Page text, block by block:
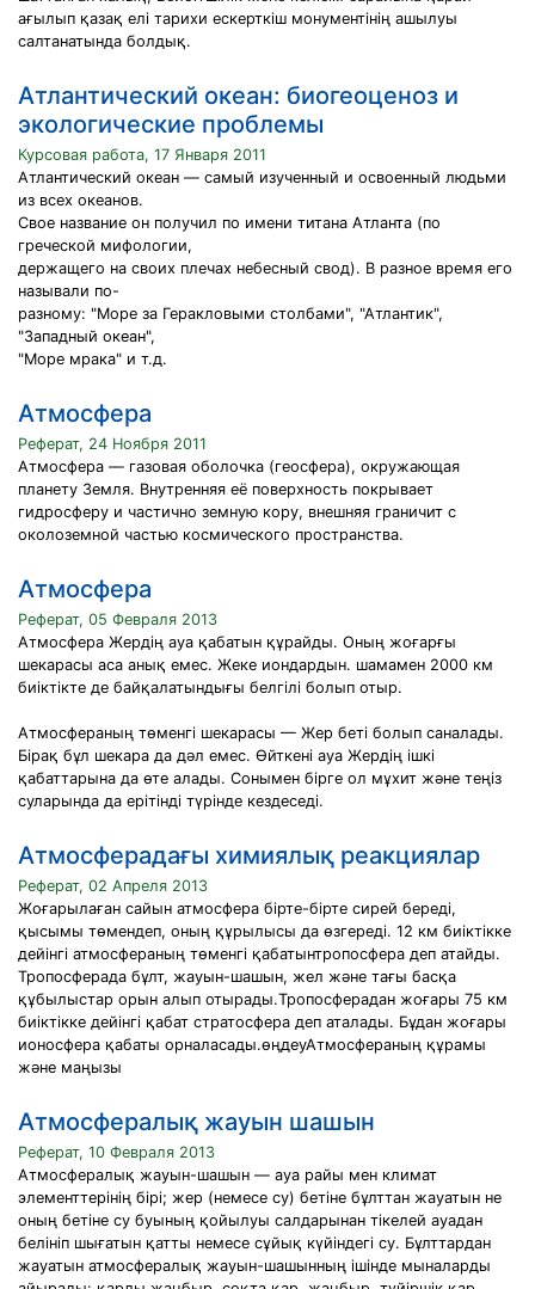
ағылып қазақ елі тарихи ескерткіш монументінің ашылуы
салтанатында болдық.
Атлантический океан: биогеоценоз и
экологические проблемы
Курсовая работа, 17 Января 2011
Атлантический океан — самый изученный и освоенный людьми
из всех океанов.
Свое название он получил по имени титана Атланта (по
греческой мифологии,
держащего на своих плечах небесный свод). В разное время его
называли по-
разному: "Море за Геракловыми столбами", "Атлантик",
"Западный океан",
"Море мрака" и т.д.
Атмосфера
Реферат, 24 Ноября 2011
Атмосфера — газовая оболочка (геосфера), окружающая
планету Земля. Внутренняя её поверхность покрывает
гидросферу и частично земную кору, внешняя граничит с
околоземной частью космического пространства.
Атмосфера
Реферат, 05 Февраля 2013
Атмосфера Жердің ауа қабатын құрайды. Оның жоғарғы
шекарасы аса анық емес. Жеке иондардын. шамамен 2000 км
биіктікте де байқалатындығы белгілі болып отыр.
Атмосфераның төменгі шекарасы — Жер беті болып саналады.
Бірақ бұл шекара да дәл емес. Өйткені ауа Жердің ішкі
қабаттарына да өте алады. Сонымен бірге ол мұхит және теңіз
суларында да ерітінді түрінде кездеседі.
Атмосферадағы химиялық реакциялар
Реферат, 02 Апреля 2013
Жоғарылаған сайын атмосфера бірте-бірте сирей береді,
қысымы төмендеп, оның құрылысы да өзгереді. 12 км биіктікке
дейінгі атмосфераның төменгі қабатынтропосфера деп атайды.
Тропосферада бұлт, жауын-шашын, жел және тағы басқа
құбылыстар орын алып отырады.Тропосферадан жоғары 75 км
биіктікке дейінгі қабат стратосфера деп аталады. Бұдан жоғары
ионосфера қабаты орналасады.өңдеуАтмосфераның құрамы
және маңызы
Атмосфералық жауын шашын
Реферат, 10 Февраля 2013
Атмосфералық жауын-шашын — ауа райы мен климат
элементтерінің бірі; жер (немесе су) бетіне бұлттан жауатын не
оның бетіне су буының қойылуы салдарынан тікелей ауадан
белініп шығатын қатты немесе сұйық күйіндегі су. Бұлттардан
жауатын атмосфералық жауын-шашынның ішінде мыналарды